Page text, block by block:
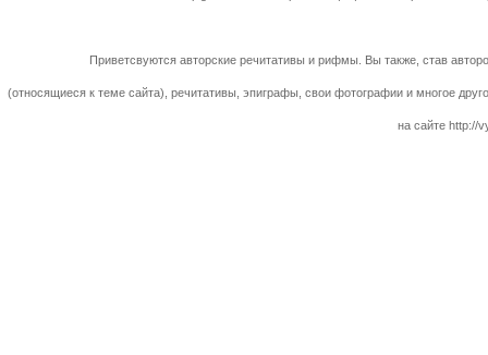
Приветсвуются авторские речитативы и рифмы. Вы также, став
(относящиеся к теме сайта), речитативы, эпиграфы, свои фотографии и многое
на сайте http://